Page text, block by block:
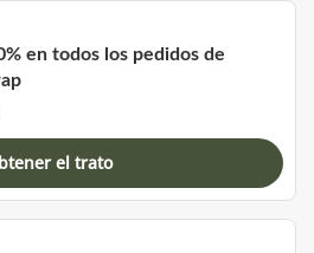
en todos los pedidos de
el trato